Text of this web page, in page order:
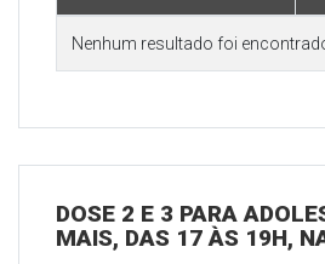
Nenhum resultado foi
DOSE 2 E 3 PARA
MAIS, DAS 17 ÀS 19H,